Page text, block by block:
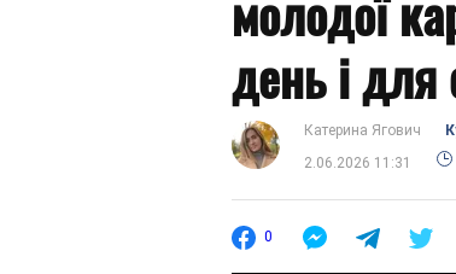
молодої
день і для
Катерина Ягович
2.06.2026 11:31
0